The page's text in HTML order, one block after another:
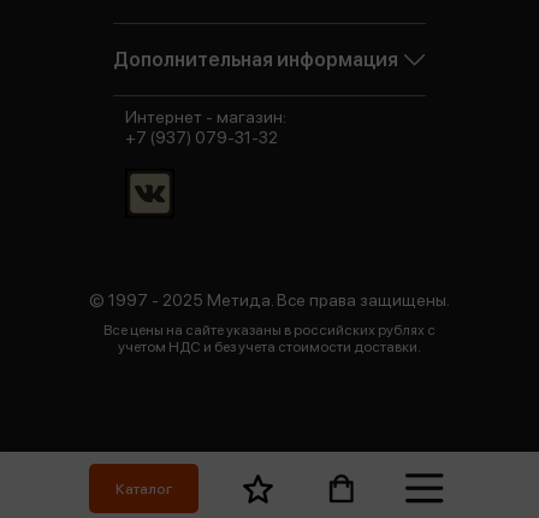
Каталог
Дополнительная информация
© 1997 - 2025 Метида. Все права защищены.
Все цены на сайте указаны в российских рублях с
учетом НДС и без учета стоимости доставки.
Интернет - магазин:
+7 (937) 079-31-32